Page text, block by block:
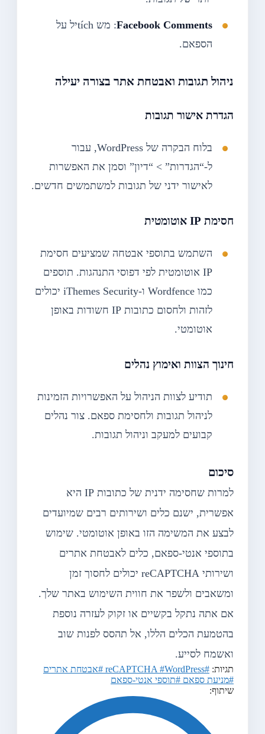
Facebook Comments
: מש tíchיל על
הספאם.
ניהול תגובות ואבטחת אתר בצורה יעילה
הגדרת אישור תגובות
בלוח הבקרה של WordPress, עבור
ל-“הגדרות” > “דיון” וסמן את האפשרות
לאישור ידני של תגובות למשתמשים חדשים.
חסימת IP אוטומטית
השתמש בתוספי אבטחה שמציעים חסימת
IP אוטומטית לפי דפוסי התנהגות. תוספים
כמו Wordfence ו-iThemes Security יכולים
לזהות ולחסום כתובות IP חשודות באופן
אוטומטי.
חינוך הצוות ואימוץ נהלים
תודיע לצוות הניהול על האפשרויות הזמינות
לניהול תגובות ולחסימת ספאם. צור נהלים
קבועים למעקב וניהול תגובות.
סיכום
למרות שחסימה ידנית של כתובות IP היא
אפשרית, ישנם כלים ושירותים רבים שמיועדים
לבצע את המשימה הזו באופן אוטומטי. שימוש
בתוספי אנטי-ספאם, כלים לאבטחת אתרים
ושירותי reCAPTCHA יכולים לחסוך זמן
ומשאבים ולשפר את חווית השימוש באתר שלך.
אם אתה נתקל בקשיים או זקוק לעזרה נוספת
בהטמעת הכלים הללו, אל תהסס לפנות שוב
ואשמח לסייע.
תגיות: #reCAPTCHA
#WordPress
#אבטחת אתרים
#מניעת ספאם #תוספי אנטי-ספאם
שיתוף: